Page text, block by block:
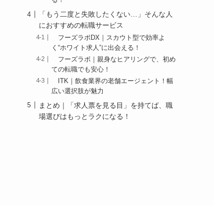
「もう二度と失敗したくない…」そんな人
におすすめの転職サービス
フーズラボDX｜スカウト型で効率よ
く“ホワイト求人”に出会える！
フーズラボ｜親身なヒアリングで、初め
ての転職でも安心！
ITK｜飲食業界の老舗エージェント！幅
広い選択肢が魅力
まとめ｜「求人票を見る目」を持てば、職
場選びはもっとラクになる！